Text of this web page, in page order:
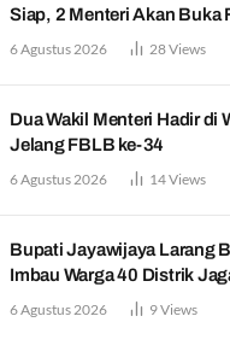
Siap, 2 Menteri Akan Buka
6 Agustus 2026 28Views
Dua Wakil Menteri Hadir di
Jelang FBLB ke-34
6 Agustus 2026 14Views
Bupati Jayawijaya Larang
Imbau Warga 40 Distrik
6 Agustus 2026 9Views